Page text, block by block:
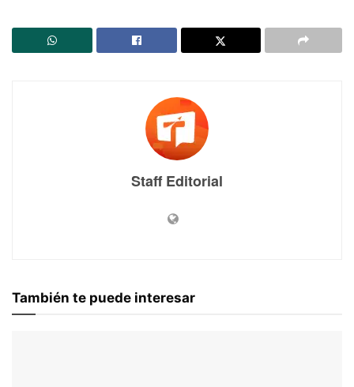
Staff Editorial
También te puede interesar